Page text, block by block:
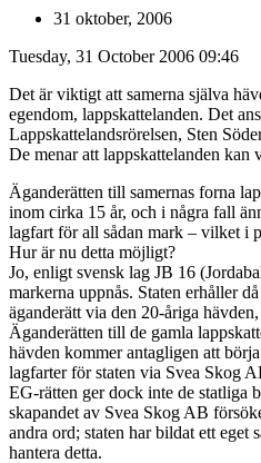
31 oktober, 2006
Tuesday, 31 October 2006 09:46
Det är viktigt att samerna själva
egendom, lappskattelanden. Det
Lappskattelandsrörelsen, Sten
De menar att lappskattelanden kan
Äganderätten till samernas forna
inom cirka 15 år, och i några fall
lagfart för all sådan mark – vilket i
Hur är nu detta möjligt?
Jo, enligt svensk lag JB 16
markerna uppnås. Staten erhåller
äganderätt via den 20-åriga
Äganderätten till de gamla
hävden kommer antagligen att
lagfarter för staten via Svea Skog
EG-rätten ger dock inte de statliga
skapandet av Svea Skog AB
andra ord; staten har bildat ett eget
hantera detta.